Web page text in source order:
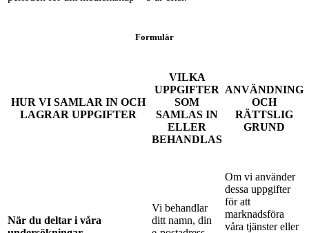
Formulär
HUR VI SAMLAR IN OCH
LAGRAR UPPGIFTER
VILKA
UPPGIFTER
SOM
SAMLAS IN
ELLER
BEHANDLAS
ANVÄNDNING
OCH
RÄTTSLIG
GRUND
När du deltar i våra
Vi behandlar
ditt namn, din
Om vi använder
dessa uppgifter
för att
marknadsföra
våra tjänster eller